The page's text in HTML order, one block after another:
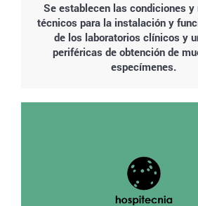
Se establecen las condiciones y
técnicos para la instalación y
de los laboratorios clínicos y
periféricas de obtención de
especímenes.